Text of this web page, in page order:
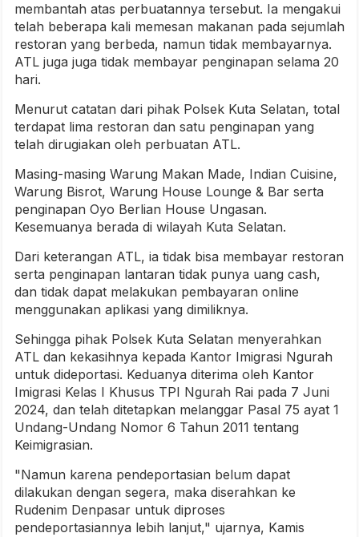
membantah atas perbuatannya tersebut. Ia mengakui
telah beberapa kali memesan makanan pada sejumlah
restoran yang berbeda, namun tidak membayarnya.
ATL juga juga tidak membayar penginapan selama 20
hari.
Menurut catatan dari pihak Polsek Kuta Selatan, total
terdapat lima restoran dan satu penginapan yang
telah dirugiakan oleh perbuatan ATL.
Masing-masing Warung Makan Made, Indian Cuisine,
Warung Bisrot, Warung House Lounge & Bar serta
penginapan Oyo Berlian House Ungasan.
Kesemuanya berada di wilayah Kuta Selatan.
Dari keterangan ATL, ia tidak bisa membayar restoran
serta penginapan lantaran tidak punya uang cash,
dan tidak dapat melakukan pembayaran online
menggunakan aplikasi yang dimiliknya.
Sehingga pihak Polsek Kuta Selatan menyerahkan
ATL dan kekasihnya kepada Kantor Imigrasi Ngurah
untuk dideportasi. Keduanya diterima oleh Kantor
Imigrasi Kelas I Khusus TPI Ngurah Rai pada 7 Juni
2024, dan telah ditetapkan melanggar Pasal 75 ayat 1
Undang-Undang Nomor 6 Tahun 2011 tentang
Keimigrasian.
"Namun karena pendeportasian belum dapat
dilakukan dengan segera, maka diserahkan ke
Rudenim Denpasar untuk diproses
pendeportasiannya lebih lanjut," ujarnya, Kamis